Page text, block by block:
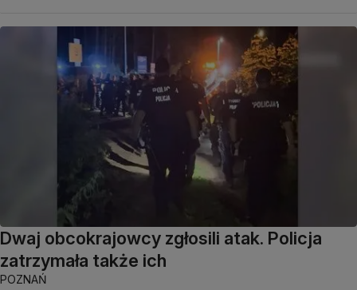
Dwaj obcokrajowcy zgłosili atak. Policja
zatrzymała także ich
POZNAŃ